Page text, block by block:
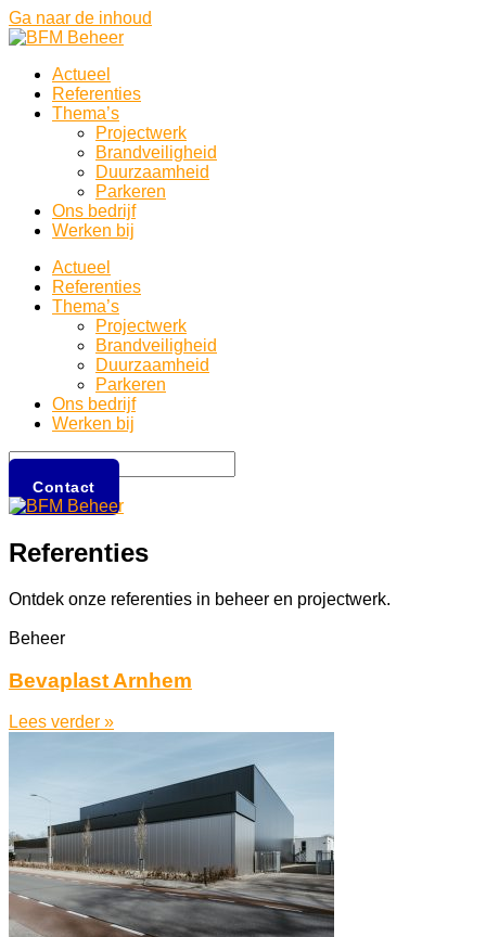
Ga naar de inhoud
Actueel
Referenties
Thema’s
Projectwerk
Brandveiligheid
Duurzaamheid
Parkeren
Ons bedrijf
Werken bij
Actueel
Referenties
Thema’s
Projectwerk
Brandveiligheid
Duurzaamheid
Parkeren
Ons bedrijf
Werken bij
Contact
Referenties
Ontdek onze referenties in beheer en projectwerk.
Beheer
Bevaplast Arnhem
Lees verder »